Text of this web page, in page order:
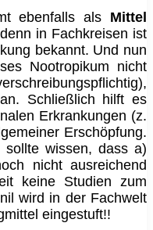
ebenfalls als Mittel
in Fachkreisen ist
bekannt. Und nun
Nootropikum nicht
Schließlich hilft es
Erkrankungen (z.
Erschöpfung.
wissen, dass a)
nicht ausreichend
keine Studien zum
wird in der Fachwelt
eingestuft!!